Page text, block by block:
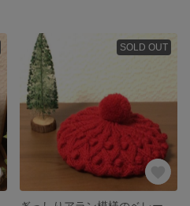
SOLD OUT